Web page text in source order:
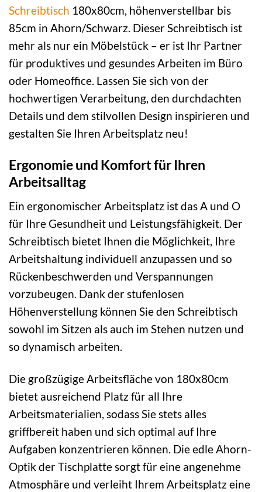
Schreibtisch 180x80cm, höhenverstellbar bis
85cm in Ahorn/Schwarz. Dieser Schreibtisch ist
mehr als nur ein Möbelstück – er ist Ihr Partner
für produktives und gesundes Arbeiten im Büro
oder Homeoffice. Lassen Sie sich von der
hochwertigen Verarbeitung, den durchdachten
Details und dem stilvollen Design inspirieren und
gestalten Sie Ihren Arbeitsplatz neu!
Ergonomie und Komfort für Ihren
Arbeitsalltag
Ein ergonomischer Arbeitsplatz ist das A und O
für Ihre Gesundheit und Leistungsfähigkeit. Der
Schreibtisch bietet Ihnen die Möglichkeit, Ihre
Arbeitshaltung individuell anzupassen und so
Rückenbeschwerden und Verspannungen
vorzubeugen. Dank der stufenlosen
Höhenverstellung können Sie den Schreibtisch
sowohl im Sitzen als auch im Stehen nutzen und
so dynamisch arbeiten.
Die großzügige Arbeitsfläche von 180x80cm
bietet ausreichend Platz für all Ihre
Arbeitsmaterialien, sodass Sie stets alles
griffbereit haben und sich optimal auf Ihre
Aufgaben konzentrieren können. Die edle Ahorn-
Optik der Tischplatte sorgt für eine angenehme
Atmosphäre und verleiht Ihrem Arbeitsplatz eine